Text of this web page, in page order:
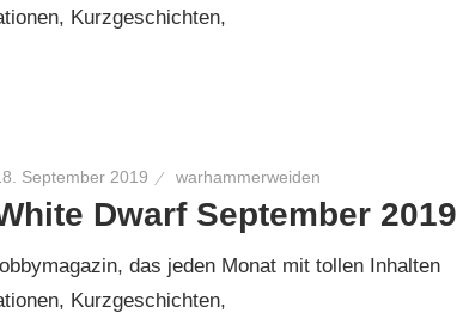
Kurzgeschichten,
September 2019 warhammerweiden
Dwarf September 2019
das jeden Monat mit tollen Inhalten
Kurzgeschichten,